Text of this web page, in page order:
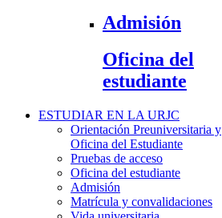
Admisión
Oficina del
estudiante
ESTUDIAR EN LA URJC
Orientación Preuniversitaria y
Oficina del Estudiante
Pruebas de acceso
Oficina del estudiante
Admisión
Matrícula y convalidaciones